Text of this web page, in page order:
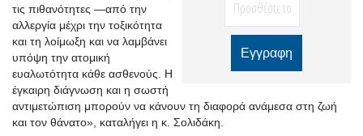
τις πιθανότητες —από την
αλλεργία μέχρι την τοξικότητα
και τη λοίμωξη και να λαμβάνει
υπόψη την ατομική
ευαλωτότητα κάθε ασθενούς. Η
έγκαιρη διάγνωση και η σωστή
αντιμετώπιση μπορούν να κάνουν τη διαφορά ανάμεσα στη ζωή
και τον θάνατο», καταλήγει η κ. Σολιδάκη.